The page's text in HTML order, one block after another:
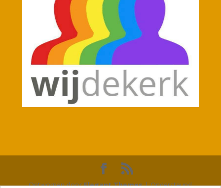
Ontworpen doorElegant Themes| Ondersteund